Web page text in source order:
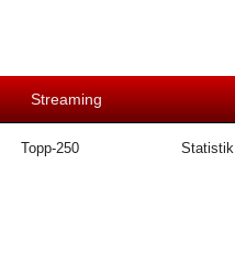
Streaming
Topp-250 Statistik